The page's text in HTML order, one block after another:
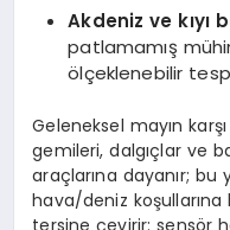
Akdeniz ve kıyı b
patlamamış
ölçeklenebilir
Geleneksel mayın
gemileri, dalgıçlar ve
araçlarına dayanır;
hava/deniz koşullarına
tersine çevirir: sensör